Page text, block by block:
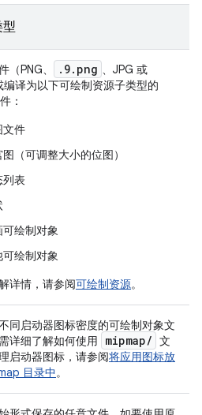
型
（PNG、 .9.png 、JPG 或
编译为以下可绘制资源子类型的
：
文件
图（可调整大小的位图）
列表
可绘制对象
可绘制对象
详情，请参阅可绘制资源。
同启动器图标密度的可绘制对象文
详细了解如何使用
mipmap/ 文
启动器图标，请参阅将应用图标放
目录中。